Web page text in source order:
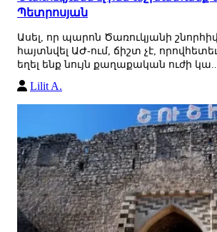
Պետրոսյան
Ասել, որ պարոն Ծառուկյանի
հայտնվել ԱԺ-ում, ճիշտ չէ,
եղել ենք նույն քաղաքական ուժի կա...
Lilit A.